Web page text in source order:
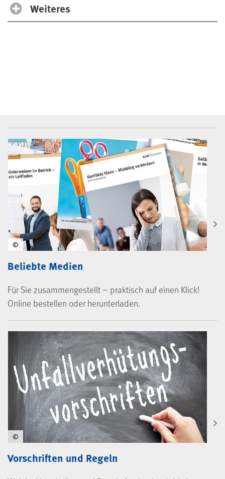
Weiteres
BGW-Mediencenter
Beliebte Medien
Für Sie zusammengestellt – praktisch auf einen Klick!
Online bestellen oder herunterladen.
©
Vorschriften und Regeln
©